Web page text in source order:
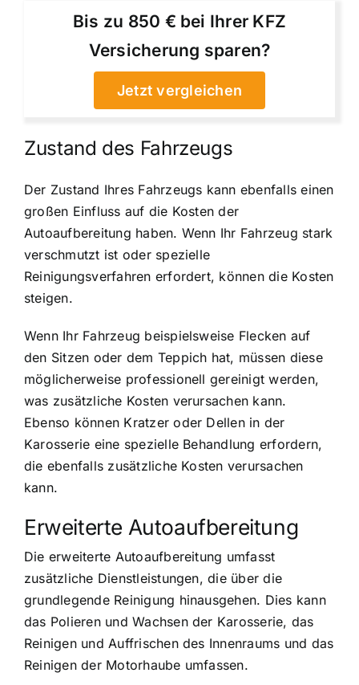
Bis zu 850 € bei Ihrer KFZ
Versicherung sparen?
Jetzt vergleichen
Zustand des Fahrzeugs
Der Zustand Ihres Fahrzeugs kann ebenfalls einen
großen Einfluss auf die Kosten der
Autoaufbereitung haben. Wenn Ihr Fahrzeug stark
verschmutzt ist oder spezielle
Reinigungsverfahren erfordert, können die Kosten
steigen.
Wenn Ihr Fahrzeug beispielsweise Flecken auf
den Sitzen oder dem Teppich hat, müssen diese
möglicherweise professionell gereinigt werden,
was zusätzliche Kosten verursachen kann.
Ebenso können Kratzer oder Dellen in der
Karosserie eine spezielle Behandlung erfordern,
die ebenfalls zusätzliche Kosten verursachen
kann.
Erweiterte Autoaufbereitung
Die erweiterte Autoaufbereitung umfasst
zusätzliche Dienstleistungen, die über die
grundlegende Reinigung hinausgehen. Dies kann
das Polieren und Wachsen der Karosserie, das
Reinigen und Auffrischen des Innenraums und das
Reinigen der Motorhaube umfassen.